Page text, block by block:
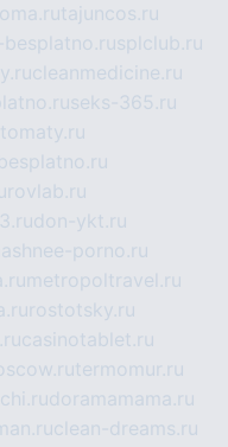
tajuncos.ru
splclub.ru
cleanmedicine.ru
seks-365.ru
don-ykt.ru
porno.ru
metropoltravel.ru
rostotsky.ru
casinotablet.ru
termomur.ru
doramamama.ru
clean-dreams.ru